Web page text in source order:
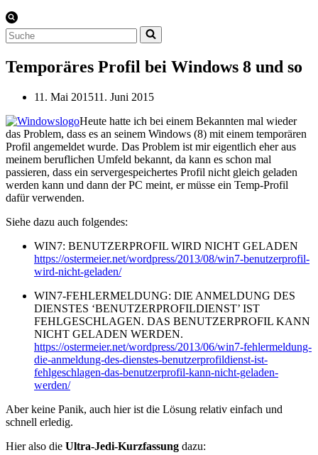
Suchen
nach …
Temporäres Profil bei Windows 8 und so
11. Mai 201511. Juni 2015
Heute hatte ich bei einem Bekannten mal wieder
das Problem, dass es an seinem Windows (8) mit einem temporären
Profil angemeldet wurde. Das Problem ist mir eigentlich eher aus
meinem beruflichen Umfeld bekannt, da kann es schon mal
passieren, dass ein servergespeichertes Profil nicht gleich geladen
werden kann und dann der PC meint, er müsse ein Temp-Profil
dafür verwenden.
Siehe dazu auch folgendes:
WIN7: BENUTZERPROFIL WIRD NICHT GELADEN
https://ostermeier.net/wordpress/2013/08/win7-benutzerprofil-
wird-nicht-geladen/
WIN7-FEHLERMELDUNG: DIE ANMELDUNG DES
DIENSTES ‘BENUTZERPROFILDIENST’ IST
FEHLGESCHLAGEN. DAS BENUTZERPROFIL KANN
NICHT GELADEN WERDEN.
https://ostermeier.net/wordpress/2013/06/win7-fehlermeldung-
die-anmeldung-des-dienstes-benutzerprofildienst-ist-
fehlgeschlagen-das-benutzerprofil-kann-nicht-geladen-
werden/
Aber keine Panik, auch hier ist die Lösung relativ einfach und
schnell erledig.
Hier also die Ultra-Jedi-Kurzfassung dazu: